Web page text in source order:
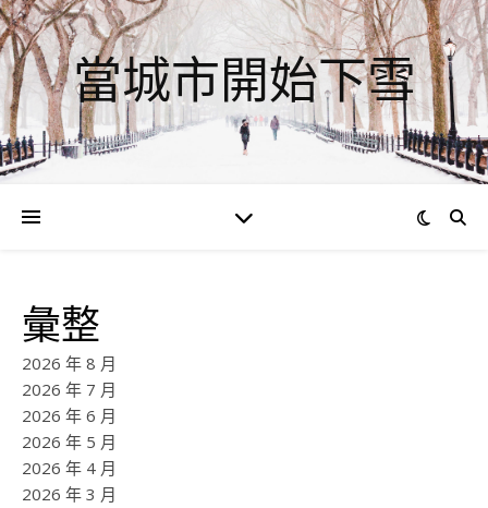
當城市開始下雪
彙整
2026 年 8 月
2026 年 7 月
2026 年 6 月
2026 年 5 月
2026 年 4 月
2026 年 3 月